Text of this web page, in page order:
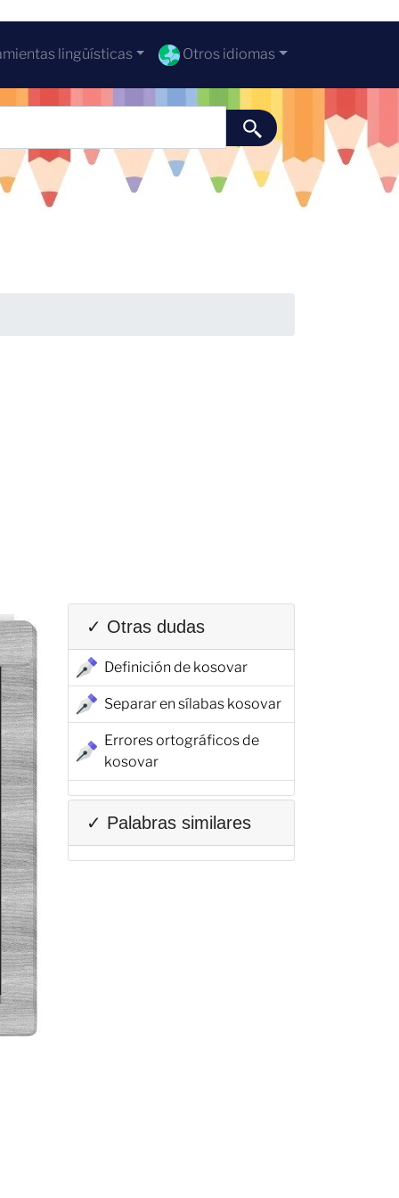
lingüísticas Otros idiomas
✓ Otras dudas
Definición de kosovar
Separar en sílabas kosovar
Errores ortográficos de
kosovar
✓ Palabras similares